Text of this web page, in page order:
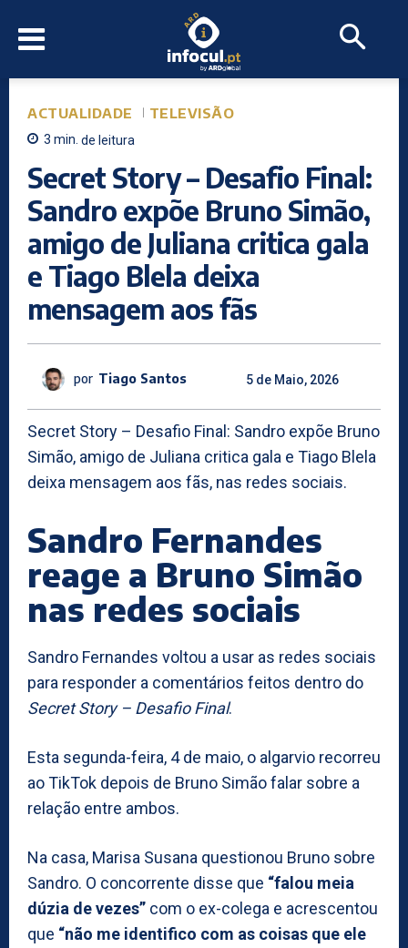
ACTUALIDADE TELEVISÃO
3 min. de leitura
Secret Story – Desafio Final:
Sandro expõe Bruno Simão,
amigo de Juliana critica gala
e Tiago Blela deixa
mensagem aos fãs
por Tiago Santos 5 de Maio, 2026
Secret Story – Desafio Final: Sandro expõe Bruno
Simão, amigo de Juliana critica gala e Tiago Blela
deixa mensagem aos fãs, nas redes sociais.
Sandro Fernandes
reage a Bruno Simão
nas redes sociais
Sandro Fernandes voltou a usar as redes sociais
para responder a comentários feitos dentro do
Secret Story – Desafio Final.
Esta segunda-feira, 4 de maio, o algarvio recorreu
ao TikTok depois de Bruno Simão falar sobre a
relação entre ambos.
Na casa, Marisa Susana questionou Bruno sobre
Sandro. O concorrente disse que “falou meia
dúzia de vezes” com o ex-colega e acrescentou
que “não me identifico com as coisas que ele